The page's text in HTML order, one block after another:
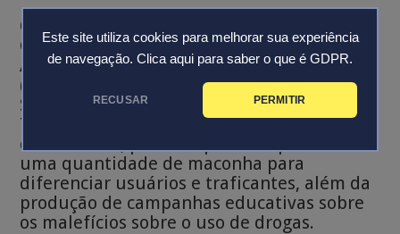
Este site utiliza cookies para melhorar sua experiência
de navegação. Clica aqui para saber o que é GDPR.
RECUSAR PERMITIR
O ministro também defendeu que o
Congresso e órgãos do Executivo, como a
Agência Nacional de Vigilância Sanitária
(Anvisa) e os ministérios da Justiça e
Segurança Pública; da Educação; e do
Trabalho e Emprego, estabeleçam, no prazo
de 18 meses, políticas públicas para definir
uma quantidade de maconha para
diferenciar usuários e traficantes, além da
produção de campanhas educativas sobre
os malefícios sobre o uso de drogas.